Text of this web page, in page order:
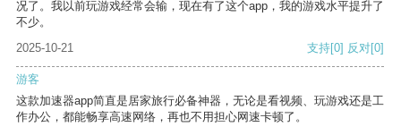
况了。我以前玩游戏经常会输，现在有了这个app，我的游戏水平提升了
不少。
2025-10-21
支持[0] 反对[0]
游客
这款加速器app简直是居家旅行必备神器，无论是看视频、玩游戏还是工
作办公，都能畅享高速网络，再也不用担心网速卡顿了。